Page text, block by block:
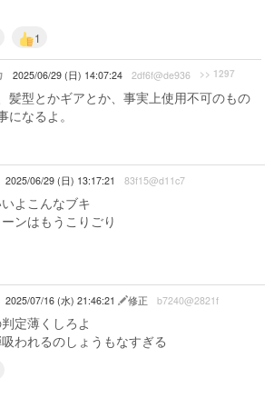
1
2025/06/29 (日) 14:07:24 2df6f@de936 >> 1297
髪型とかギアとか、事実上使用不可のもの
になるよ。
2025/06/29 (日) 13:17:21 83f15@d11c7
よこんなブキ
ンはもうこりごり
2025/07/16 (水) 21:46:21 修正 b7240@2821f
定薄くしろよ
われるのしょうもなすぎる